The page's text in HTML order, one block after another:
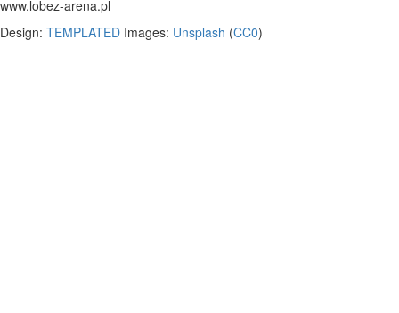
www.lobez-arena.pl
Design: TEMPLATED Images: Unsplash (CC0)